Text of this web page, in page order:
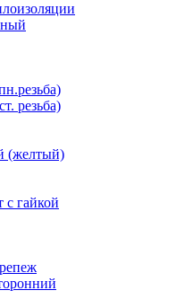
резьба)
(желтый)
гайкой